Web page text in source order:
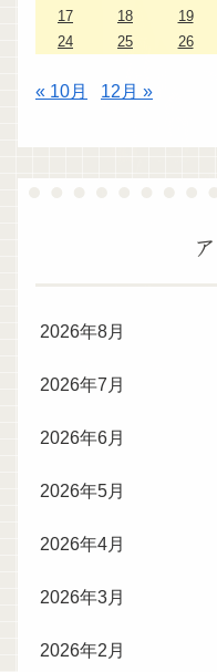
17
18 19
24
25 26
« 10月 12月 »
2026年8月
2026年7月
2026年6月
2026年5月
2026年4月
2026年3月
2026年2月